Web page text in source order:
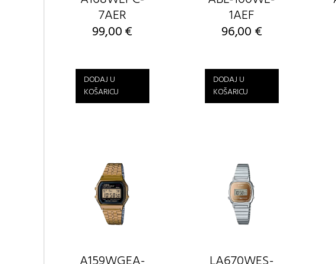
7AER
99,00€
DODAJ U
KOŠARICU
1AEF
96,00 €
DODAJ U
KOŠARICU